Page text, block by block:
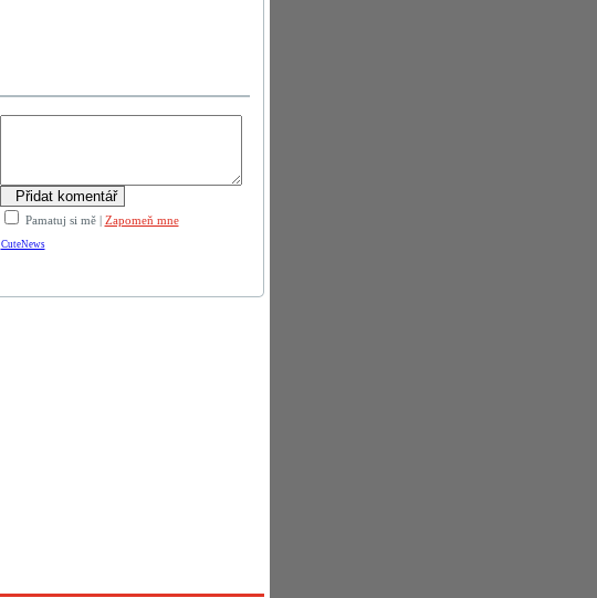
Pamatuj si mě| Zapomeň mne
CuteNews